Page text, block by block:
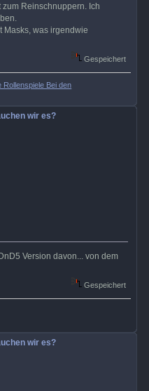
zum Reinschnuppern. Ich
Masks, was irgendwie
Gespeichert
Bei den
wir es?
Version davon... von dem
Gespeichert
wir es?